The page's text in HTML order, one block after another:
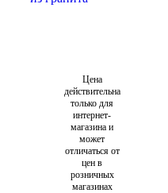
Цена
действительна
только для
интернет-
магазина и
может
отличаться от
цен в
розничных
магазинах